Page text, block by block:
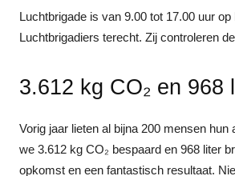
Luchtbrigade is van 9.00 tot 17.00 uur
Luchtbrigadiers terecht. Zij controleren
3.612 kg CO₂ en 968
Vorig jaar lieten al bijna 200 mensen
we 3.612 kg CO₂ bespaard en 968 liter
opkomst en een fantastisch resultaat.